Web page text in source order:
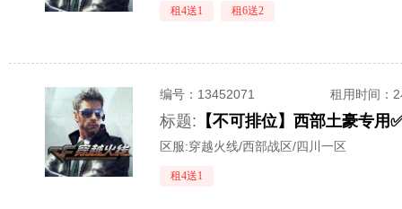
租4送1 租6送2
编号： 13452071 租用时间 ：
标题:
区服:穿越火线/西部战区/四川一区
租4送1